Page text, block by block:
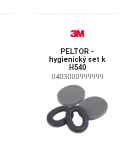
PELTOR -
hygienický set k
H540
0403000999999